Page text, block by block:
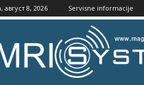
август 8, 2026 Servisne informacije